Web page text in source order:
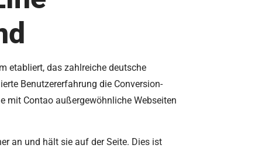
etabliert, das zahlreiche deutsche
Benutzererfahrung die Conversion-
mit Contao außergewöhnliche Webseiten
an und hält sie auf der Seite. Dies ist